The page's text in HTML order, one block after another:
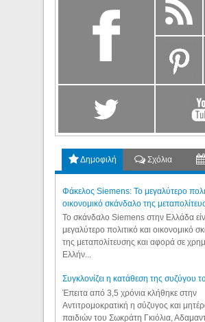
Δημοφιλή Σχόλια
Φάκελος Siemens: Το μεγαλύτερο
οικονομικό σκάνδαλο της
Το σκάνδαλο Siemens στην Ελλάδα
μεγαλύτερο πολιτικό και οικονομικό
της μεταπολίτευσης και αφορά σε
Ελλήν...
Συγκλονίζει η κατάθεση της συζύγου
Έπειτα από 3,5 χρόνια κλήθηκε στην
Αντιτρομοκρατική η σύζυγος και
παιδιών του Σωκράτη Γκιόλια,